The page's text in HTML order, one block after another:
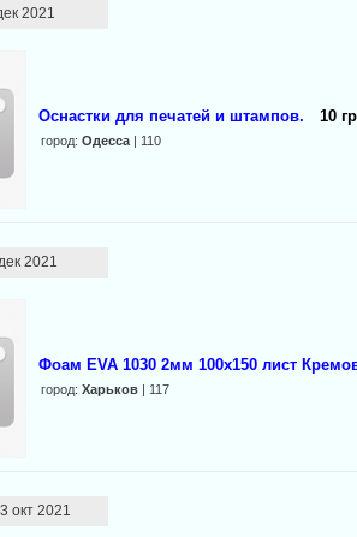
2021
Оснастки для печатей и штампов. 10
город: Одесса| 110
2021
Фоам EVA 1030 2мм 100х150 лист
город: Харьков| 117
окт 2021